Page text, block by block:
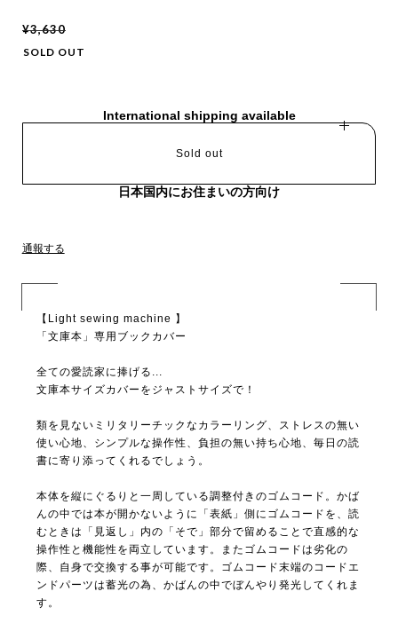
¥3,630
SOLD OUT
International shipping available
Sold out
日本国内にお住まいの方向け
通報する
【Light sewing machine 】
「文庫本」専用ブックカバー
全ての愛読家に捧げる...
文庫本サイズカバーをジャストサイズで！
類を見ないミリタリーチックなカラーリング、ストレスの無い
使い心地、シンプルな操作性、負担の無い持ち心地、毎日の読
書に寄り添ってくれるでしょう。
本体を縦にぐるりと一周している調整付きのゴムコード。かば
んの中では本が開かないように「表紙」側にゴムコードを、読
むときは「見返し」内の「そで」部分で留めることで直感的な
操作性と機能性を両立しています。またゴムコードは劣化の
際、自身で交換する事が可能です。ゴムコード末端のコードエ
ンドパーツは蓄光の為、かばんの中でぼんやり発光してくれま
す。